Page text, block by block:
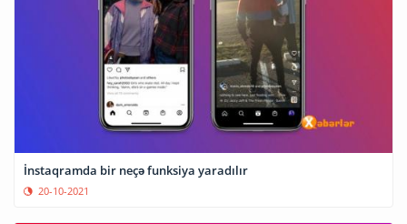
İnstaqramda bir neçə funksiya yaradılır
20-10-2021